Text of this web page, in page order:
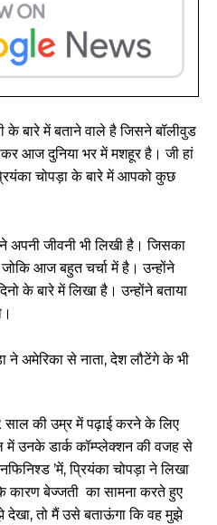
बारे में बताने वाले है जिसने बॉलीवुड
आज दुनिया भर में मशहूर है। जी हां
चोपड़ा के बारे में आपको कुछ
अपनी जीवनी भी लिखी है। जिसका
जोकि आज बहुत चर्चा में है। उन्होंने
के बारे में लिखा है। उन्होंने बताया
साल की उम्र में पढ़ाई करने के लिए
उनके डार्क कॉम्प्लेक्शन की वजह से
’में, प्रियंका चोपड़ा ने लिखा
बेज्जती का सामना करते हुए
तो मैं उसे बताऊंगा कि वह मुझे